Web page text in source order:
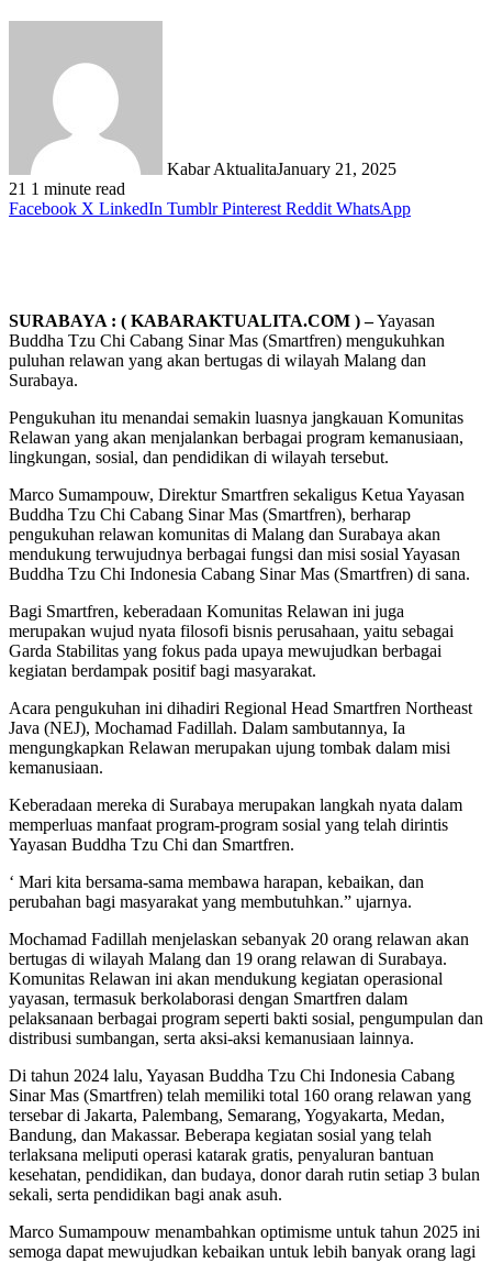
Kabar AktualitaJanuary 21, 2025
21 1 minute read
Facebook X LinkedIn Tumblr Pinterest Reddit WhatsApp
SURABAYA : ( KABARAKTUALITA.COM ) –Yayasan
Buddha Tzu Chi Cabang Sinar Mas (Smartfren) mengukuhkan
puluhan relawan yang akan bertugas di wilayah Malang dan
Surabaya.
Pengukuhan itu menandai semakin luasnya jangkauan Komunitas
Relawan yang akan menjalankan berbagai program kemanusiaan,
lingkungan, sosial, dan pendidikan di wilayah tersebut.
Marco Sumampouw, Direktur Smartfren sekaligus Ketua Yayasan
Buddha Tzu Chi Cabang Sinar Mas (Smartfren), berharap
pengukuhan relawan komunitas di Malang dan Surabaya akan
mendukung terwujudnya berbagai fungsi dan misi sosial Yayasan
Buddha Tzu Chi Indonesia Cabang Sinar Mas (Smartfren) di sana.
Bagi Smartfren, keberadaan Komunitas Relawan ini juga
merupakan wujud nyata filosofi bisnis perusahaan, yaitu sebagai
Garda Stabilitas yang fokus pada upaya mewujudkan berbagai
kegiatan berdampak positif bagi masyarakat.
Acara pengukuhan ini dihadiri Regional Head Smartfren Northeast
Java (NEJ), Mochamad Fadillah. Dalam sambutannya, Ia
mengungkapkan Relawan merupakan ujung tombak dalam misi
kemanusiaan.
Keberadaan mereka di Surabaya merupakan langkah nyata dalam
memperluas manfaat program-program sosial yang telah dirintis
Yayasan Buddha Tzu Chi dan Smartfren.
‘ Mari kita bersama-sama membawa harapan, kebaikan, dan
perubahan bagi masyarakat yang membutuhkan.” ujarnya.
Mochamad Fadillah menjelaskan sebanyak 20 orang relawan akan
bertugas di wilayah Malang dan 19 orang relawan di Surabaya.
Komunitas Relawan ini akan mendukung kegiatan operasional
yayasan, termasuk berkolaborasi dengan Smartfren dalam
pelaksanaan berbagai program seperti bakti sosial, pengumpulan dan
distribusi sumbangan, serta aksi-aksi kemanusiaan lainnya.
Di tahun 2024 lalu, Yayasan Buddha Tzu Chi Indonesia Cabang
Sinar Mas (Smartfren) telah memiliki total 160 orang relawan yang
tersebar di Jakarta, Palembang, Semarang, Yogyakarta, Medan,
Bandung, dan Makassar. Beberapa kegiatan sosial yang telah
terlaksana meliputi operasi katarak gratis, penyaluran bantuan
kesehatan, pendidikan, dan budaya, donor darah rutin setiap 3 bulan
sekali, serta pendidikan bagi anak asuh.
Marco Sumampouw menambahkan optimisme untuk tahun 2025 ini
semoga dapat mewujudkan kebaikan untuk lebih banyak orang lagi